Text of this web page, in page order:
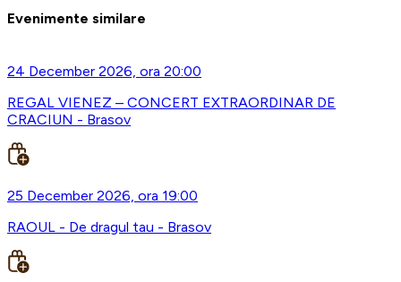
Evenimente similare
24 December 2026, ora 20:00
REGAL VIENEZ – CONCERT EXTRAORDINAR DE
CRACIUN - Brasov
25 December 2026, ora 19:00
RAOUL - De dragul tau - Brasov